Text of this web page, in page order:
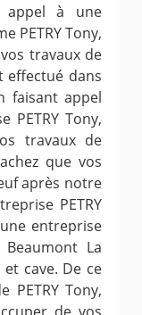
appel à une
PETRY Tony,
travaux de
effectué dans
faisant appel
PETRY Tony,
travaux de
que vos
après notre
PETRY
entreprise
La
cave. De ce
PETRY Tony,